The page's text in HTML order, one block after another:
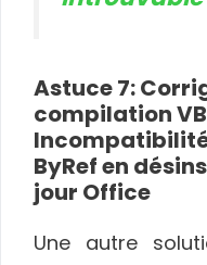
Astuce 7:
compilation
ByRef en
jour Office
Une autre